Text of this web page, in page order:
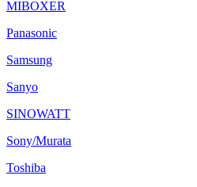
MIBOXER
Panasonic
Samsung
Sanyo
SINOWATT
Sony/Murata
Toshiba